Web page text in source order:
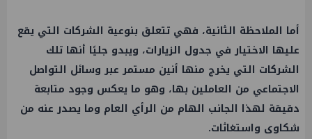
أما الملاحظة الثانية، فهي تتعلق بنوعية الشركات التي يقع
عليها الاختيار في جدول الزيارات، ويبدو جليًا أنها تلك
الشركات التي يخرج منها أنين مستمر عبر وسائل التواصل
الاجتماعي من العاملين بها، وهو ما يعكس وجود متابعة
دقيقة لهذا الجانب الهام من الرأي العام وما يصدر عنه من
شكاوى واستغاثات.